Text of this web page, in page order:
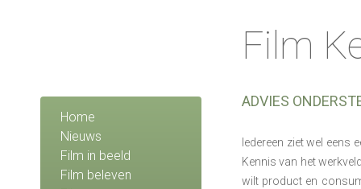
Home
Nieuws
Film in beeld
Film beleven
Film
ADVIES
Iedereen ziet wel eens
Kennis van het
wilt product en